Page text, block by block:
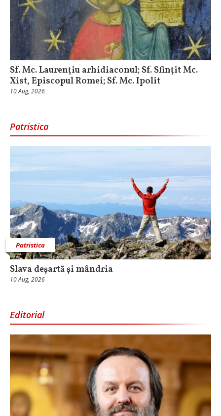
Sf. Mc. Laurenţiu arhidiaconul; Sf. Sfinţit Mc.
Xist, Episcopul Romei; Sf. Mc. Ipolit
10 Aug, 2026
Patristica
Patristica
Slava deșartă și mândria
10 Aug, 2026
Editorial